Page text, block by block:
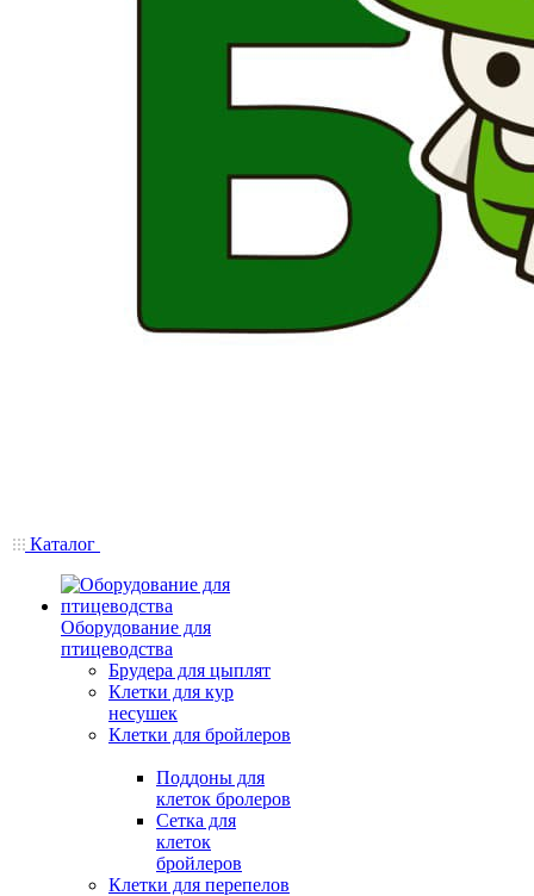
Каталог
Оборудование для
птицеводства
Брудера для цыплят
Клетки для кур
несушек
Клетки для бройлеров
Поддоны для
клеток бролеров
Сетка для
клеток
бройлеров
Клетки для перепелов